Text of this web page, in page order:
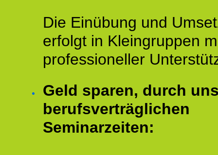
Die Einübung und
erfolgt in Kleingruppen
professioneller
Geld sparen, durch
berufsverträglichen
Seminarzeiten: